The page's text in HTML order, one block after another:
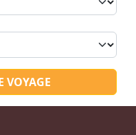
VOYAGE